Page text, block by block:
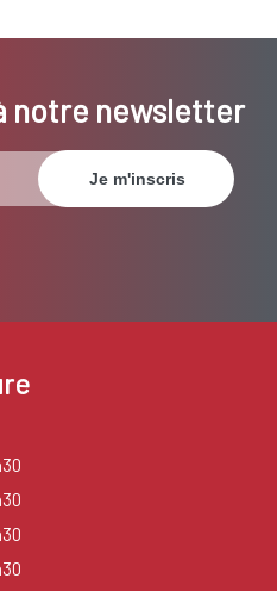
notre newsletter